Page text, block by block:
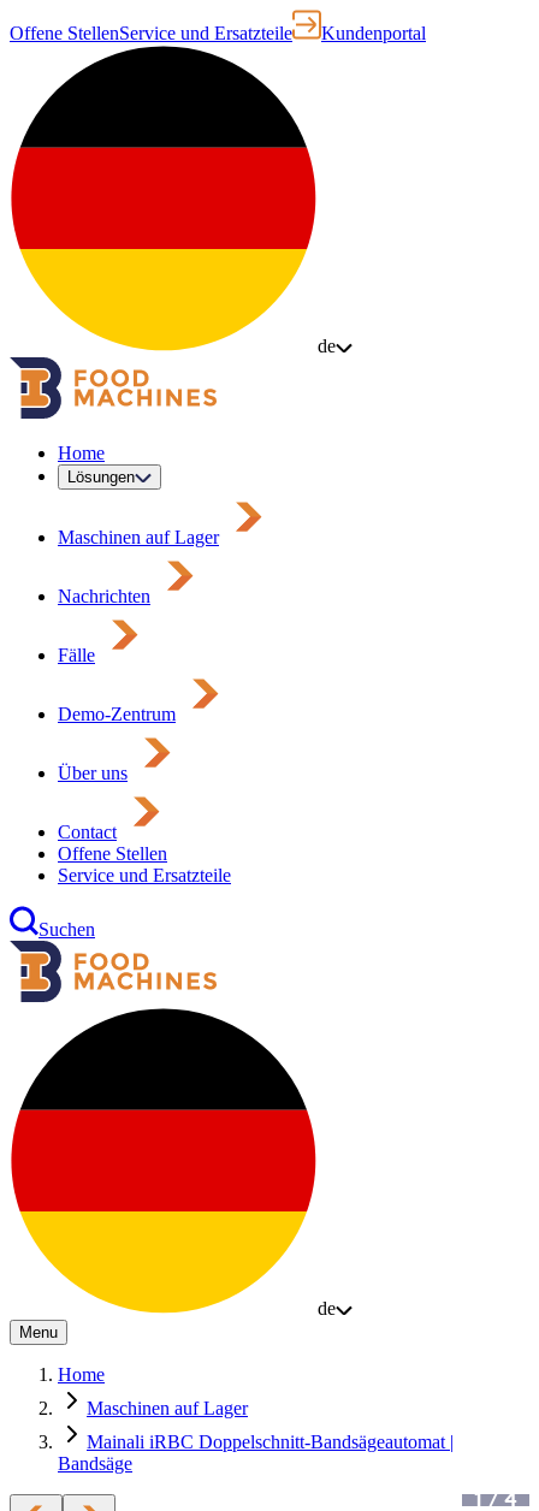
Offene StellenService und Ersatzteile Kundenportal
de
Home
Lösungen
Maschinen auf Lager
Nachrichten
Fälle
Demo-Zentrum
Über uns
Contact
Offene Stellen
Service und Ersatzteile
Suchen
de
Menu
Home
Maschinen auf Lager
Mainali iRBC Doppelschnitt-Bandsägeautomat |
Bandsäge
1/4